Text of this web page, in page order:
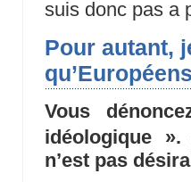
suis donc pas a
Pour autant,
Vous
idéologique
n’est pas